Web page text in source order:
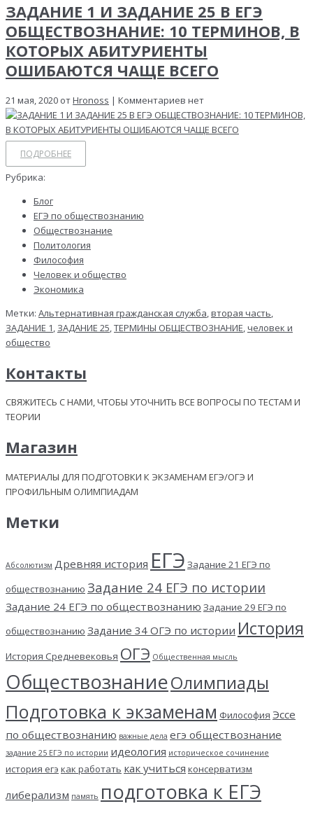
ЗАДАНИЕ 1 И ЗАДАНИЕ 25 В ЕГЭ
ОБЩЕСТВОЗНАНИЕ: 10 ТЕРМИНОВ, В
КОТОРЫХ АБИТУРИЕНТЫ
ОШИБАЮТСЯ ЧАЩЕ ВСЕГО
21 мая, 2020 отHronoss | Комментариев нет
ПОДРОБНЕЕ
Рубрика:
Блог
ЕГЭ по обществознанию
Обществознание
Политология
Философия
Человек и общество
Экономика
Метки: Альтернативная гражданская служба вторая часть
ЗАДАНИЕ 1 ЗАДАНИЕ 25 ТЕРМИНЫ ОБЩЕСТВОЗНАНИЕ человек и
общество
Контакты
СВЯЖИТЕСЬ С НАМИ, ЧТОБЫ УТОЧНИТЬ ВСЕ ВОПРОСЫ ПО ТЕСТАМ И
ТЕОРИИ
Магазин
МАТЕРИАЛЫ ДЛЯ ПОДГОТОВКИ К ЭКЗАМЕНАМ ЕГЭ/ОГЭ И
ПРОФИЛЬНЫМ ОЛИМПИАДАМ
Метки
Абсолютизм Древняя история ЕГЭ Задание 21 ЕГЭ по
обществознанию Задание 24 ЕГЭ по истории
Задание 24 ЕГЭ по обществознанию Задание 29 ЕГЭ по
обществознанию Задание 34 ОГЭ по истории История
История Средневековья ОГЭ Общественная мысль
ОбществознаниеОлимпиады
Подготовка к экзаменам Философия Эссе
по обществознанию важные дела егэ обществознание
задание 25 ЕГЭ по истории идеология историческое сочинение
история егэ как работать как учиться консерватизм
либерализм память подготовка к ЕГЭ